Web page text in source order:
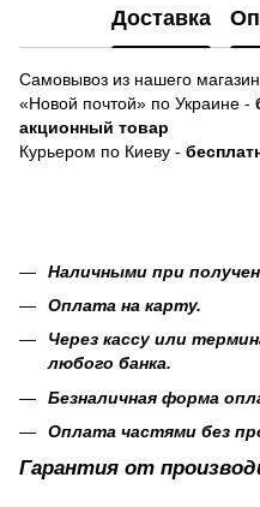
Доставка
Самовывоз из нашего
«Новой почтой» по Украине -
акционный товар
Курьером по Киеву -
Наличными при
Оплата на карту.
Через кассу или
любого банка.
Безналичная форма
Оплата частями без
Гарантия от